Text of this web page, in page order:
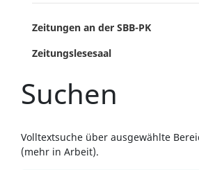
Zeitungen an der SBB-PK
Zeitungslesesaal
Suchen
Volltextsuche über ausgewählte
(mehr in Arbeit).